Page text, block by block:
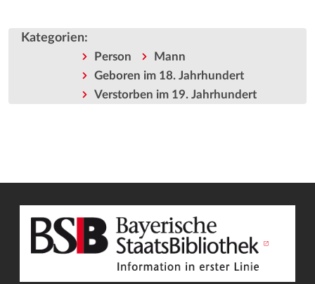
Kategorien:
Person
Mann
Geboren im 18. Jahrhundert
Verstorben im 19. Jahrhundert